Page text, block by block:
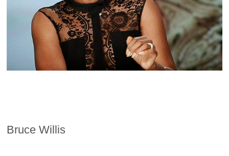
Bruce Willis